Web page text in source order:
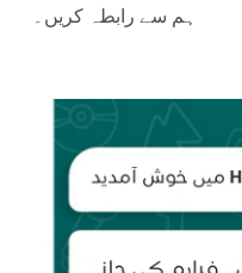
ہم سے رابطہ کریں۔